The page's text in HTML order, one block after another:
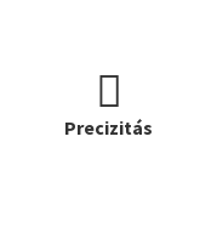
Precizitás